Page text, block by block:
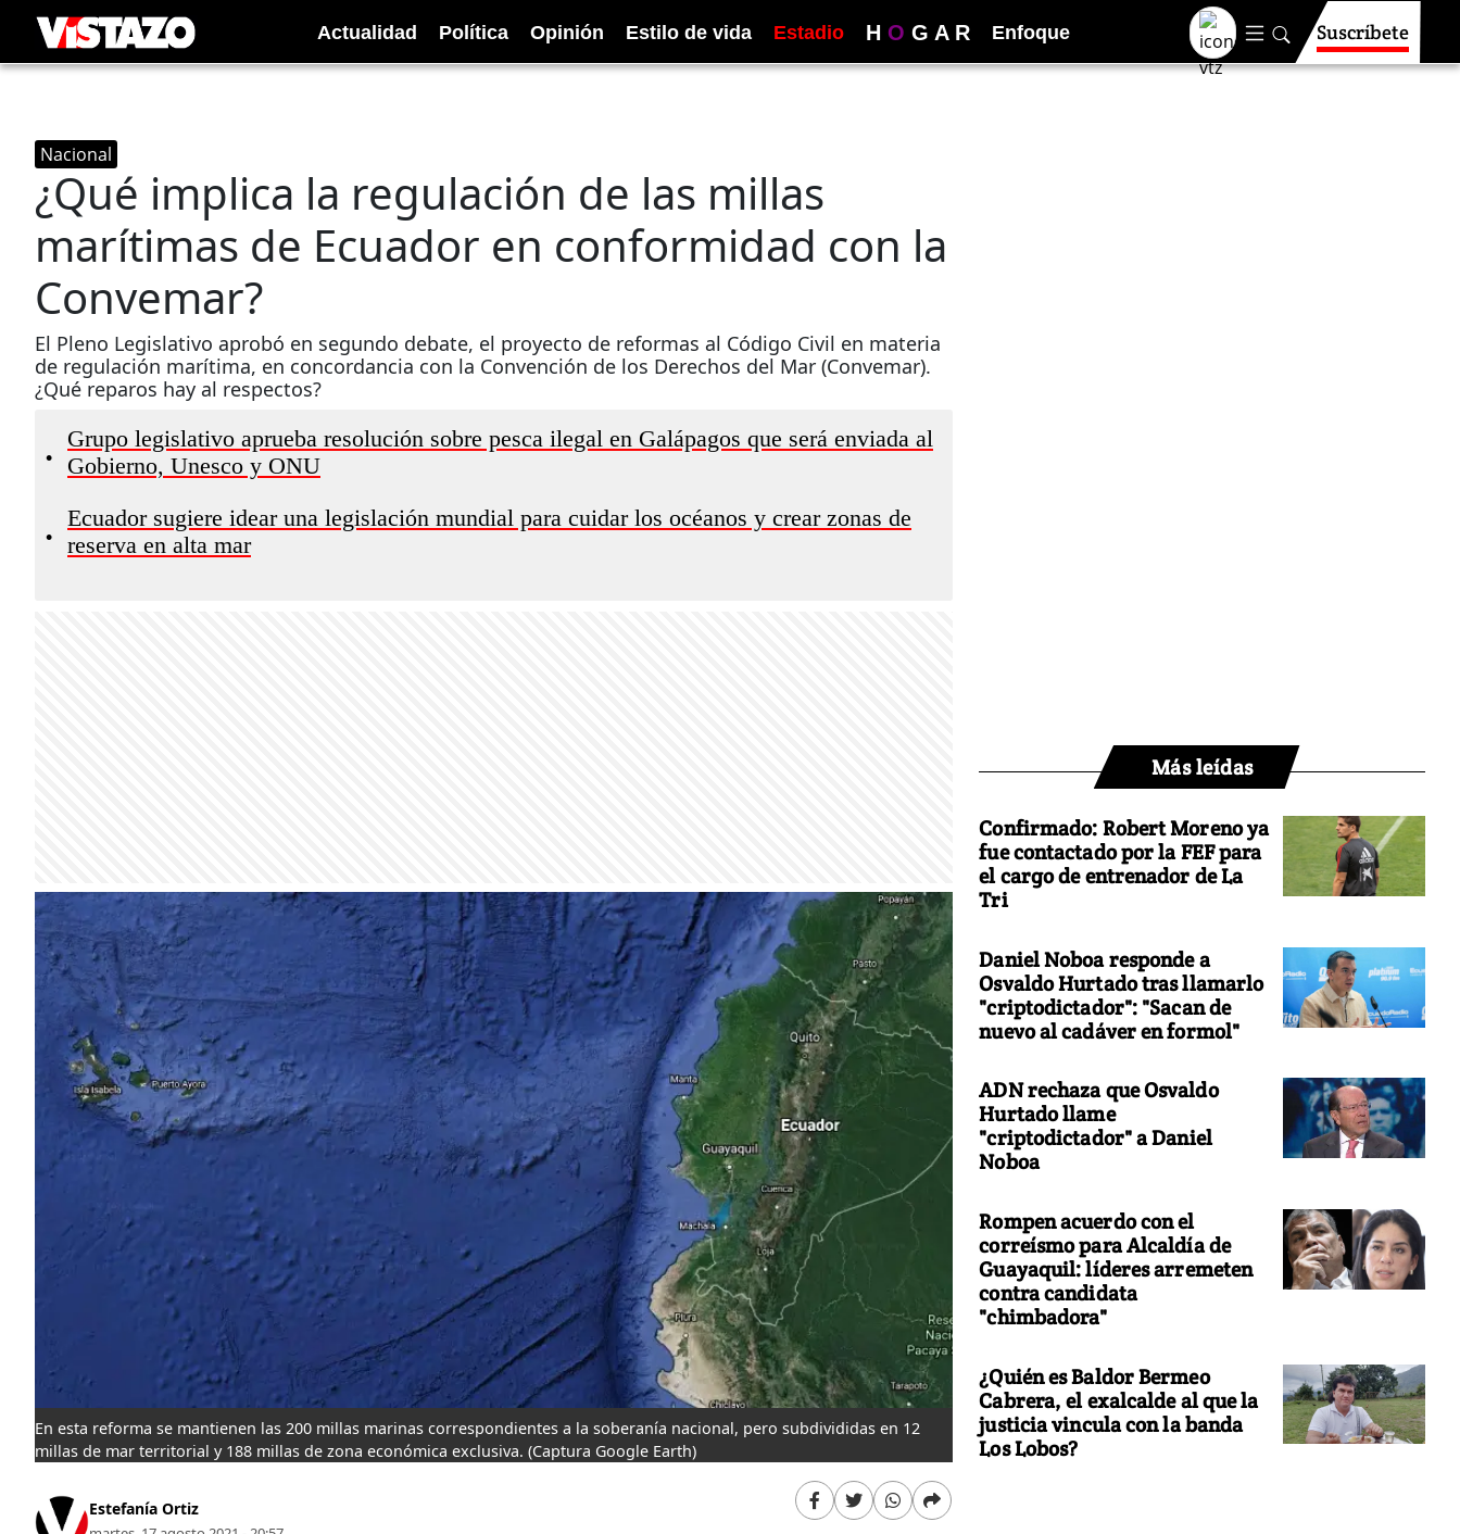
Actualidad Política Opinión Estilo de vida Estadio H O G A R Enfoque Suscríbete
Nacional
¿Qué implica la regulación de las millas
marítimas de Ecuador en conformidad con la
Convemar?
El Pleno Legislativo aprobó en segundo debate, el proyecto de reformas al Código Civil en materia
de regulación marítima, en concordancia con la Convención de los Derechos del Mar (Convemar).
¿Qué reparos hay al respectos?
•
Grupo legislativo aprueba resolución sobre pesca ilegal en Galápagos que será enviada al
Gobierno, Unesco y ONU
•
Ecuador sugiere idear una legislación mundial para cuidar los océanos y crear zonas de
reserva en alta mar
En esta reforma se mantienen las 200 millas marinas correspondientes a la soberanía nacional, pero subdivididas en 12
millas de mar territorial y 188 millas de zona económica exclusiva. (Captura Google Earth)
Estefanía Ortiz
Más leídas
Confirmado: Robert Moreno ya
fue contactado por la FEF para
el cargo de entrenador de La
Tri
Daniel Noboa responde a
Osvaldo Hurtado tras llamarlo
"criptodictador": "Sacan de
nuevo al cadáver en formol"
ADN rechaza que Osvaldo
Hurtado llame
"criptodictador" a Daniel
Noboa
Rompen acuerdo con el
correísmo para Alcaldía de
Guayaquil: líderes arremeten
contra candidata
"chimbadora"
¿Quién es Baldor Bermeo
Cabrera, el exalcalde al que la
justicia vincula con la banda
Los Lobos?